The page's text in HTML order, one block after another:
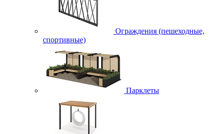
Ограждения (пешеходные,
спортивные)
Парклеты